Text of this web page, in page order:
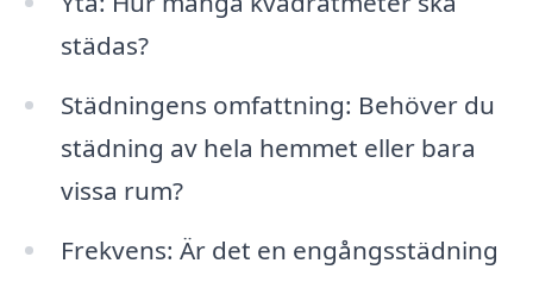
städas?
Städningens omfattning: Behöver du
städning av hela hemmet eller bara
vissa rum?
Frekvens: Är det en engångsstädning